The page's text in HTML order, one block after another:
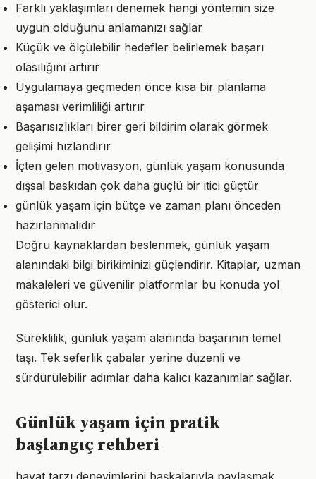
Farklı yaklaşımları denemek hangi yöntemin size
uygun olduğunu anlamanızı sağlar
Küçük ve ölçülebilir hedefler belirlemek başarı
olasılığını artırır
Uygulamaya geçmeden önce kısa bir planlama
aşaması verimliliği artırır
Başarısızlıkları birer geri bildirim olarak görmek
gelişimi hızlandırır
İçten gelen motivasyon, günlük yaşam konusunda
dışsal baskıdan çok daha güçlü bir itici güçtür
günlük yaşam için bütçe ve zaman planı önceden
hazırlanmalıdır
Doğru kaynaklardan beslenmek, günlük yaşam
alanındaki bilgi birikiminizi güçlendirir. Kitaplar, uzman
makaleleri ve güvenilir platformlar bu konuda yol
gösterici olur.
Süreklilik, günlük yaşam alanında başarının temel
taşı. Tek seferlik çabalar yerine düzenli ve
sürdürülebilir adımlar daha kalıcı kazanımlar sağlar.
Günlük yaşam için pratik
başlangıç rehberi
hayat tarzı deneyimlerini başkalarıyla paylaşmak